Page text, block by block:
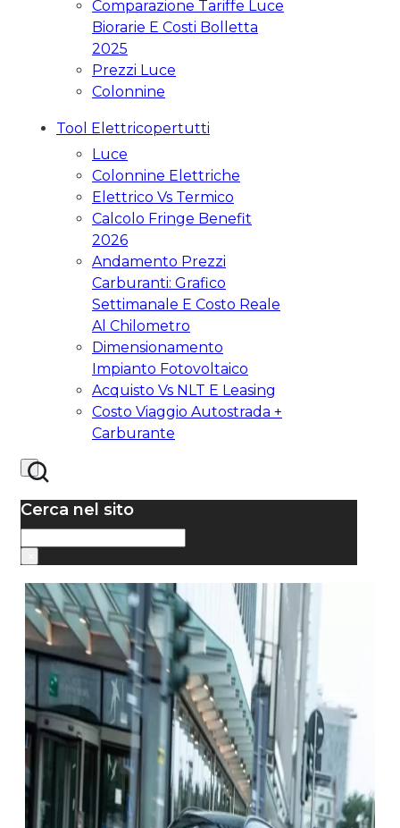
Comparazione Tariffe Luce
Biorarie E Costi Bolletta
2025
Prezzi Luce
Colonnine
Tool Elettricopertutti
Luce
Colonnine Elettriche
Elettrico Vs Termico
Calcolo Fringe Benefit
2026
Andamento Prezzi
Carburanti: Grafico
Settimanale E Costo Reale
Al Chilometro
Dimensionamento
Impianto Fotovoltaico
Acquisto Vs NLT E Leasing
Costo Viaggio Autostrada +
Carburante
Cerca nel sito